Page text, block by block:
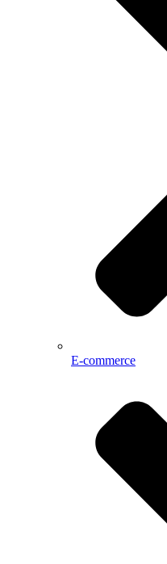
E-commerce